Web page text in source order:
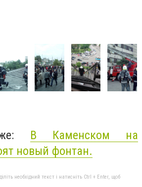
В Каменском на
новый фонтан.
необхідний текст і натисніть Ctrl + Enter, щоб